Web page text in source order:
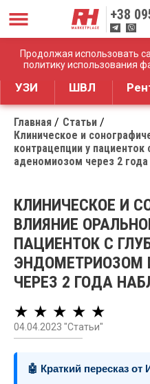
Продолжая использовать
политику использования
+38
Дистрибуция
УЗИ ШВЛ
Главная
Статьи
Клиническое и
контрацепции у
аденомиозом через 2
КЛИНИЧЕСКОЕ И
ВЛИЯНИЕ
ПАЦИЕНТОК С
ЭНДОМЕТРИОЗОМ
ЧЕРЕЗ 2 ГОДА
★ ★ ★ ★ ★
04.04.2023 "Статьи"
🤖 Краткий пересказ от